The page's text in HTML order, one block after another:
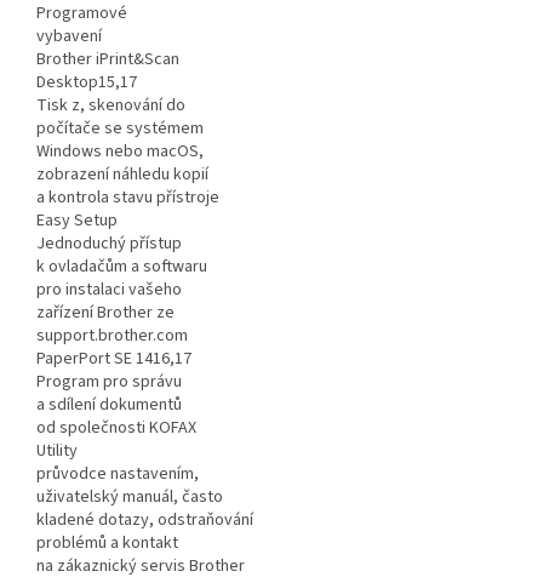
Programové
vybavení
Brother iPrint&Scan
Desktop15,17
Tisk z, skenování do
počítače se systémem
Windows nebo macOS,
zobrazení náhledu kopií
a kontrola stavu přístroje
Easy Setup
Jednoduchý přístup
k ovladačům a softwaru
pro instalaci vašeho
zařízení Brother ze
support.brother.com
PaperPort SE 1416,17
Program pro správu
a sdílení dokumentů
od společnosti KOFAX
Utility
průvodce nastavením,
uživatelský manuál, často
kladené dotazy, odstraňování
problémů a kontakt
na zákaznický servis Brother